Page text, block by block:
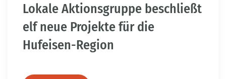
Lokale Aktionsgruppe beschließt
elf neue Projekte für die
Hufeisen-Region